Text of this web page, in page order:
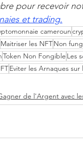
pour recevoir
et trading.
cameroun
Maitriser les NFTNon
Token Non Fongible Les
Eviter les Arnaques sur
de l'Argent avec